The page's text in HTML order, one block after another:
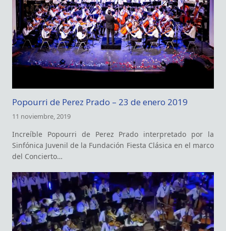
Popourri de Perez Prado – 23 de enero 2019
11 noviembre, 2019
Increíble Popourri de Perez Prado interpretado por la
Sinfónica Juvenil de la Fundación Fiesta Clásica en el marco
del Concierto…